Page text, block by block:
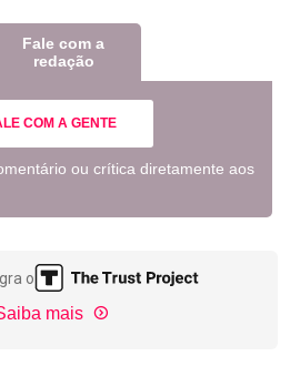
Fale com a
redação
COM A GENTE
ou crítica diretamente aos
o
mais